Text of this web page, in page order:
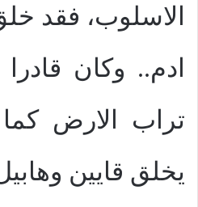
الاسلوب، فقد
ادم.. وكان
تراب الارض
يخلق قايين